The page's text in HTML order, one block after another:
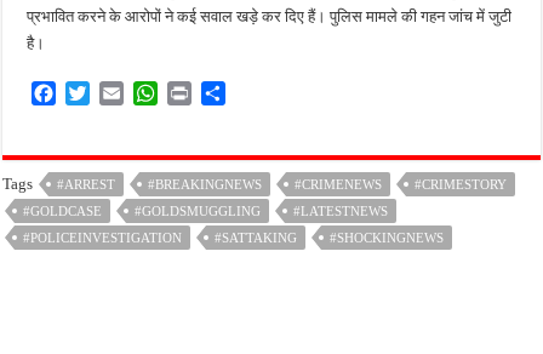
प्रभावित करने के आरोपों ने कई सवाल खड़े कर दिए हैं। पुलिस मामले की गहन जांच में जुटी
है।
e
b
o
o
t
t
e
r
i
W
t
s
A
p
n
t
r
e
Tags #ARREST #BREAKINGNEWS #CRIMENEWS
#CRIMESTORY
#GOLDCASE
#GOLDSMUGGLING
#LATESTNEWS
#POLICEINVESTIGATION
#SATTAKING #SHOCKINGNEWS